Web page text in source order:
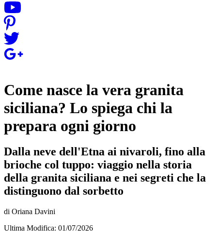
Come nasce la vera granita
siciliana? Lo spiega chi la
prepara ogni giorno
Dalla neve dell'Etna ai nivaroli, fino alla
brioche col tuppo: viaggio nella storia
della granita siciliana e nei segreti che la
distinguono dal sorbetto
di Oriana Davini
Ultima Modifica: 01/07/2026